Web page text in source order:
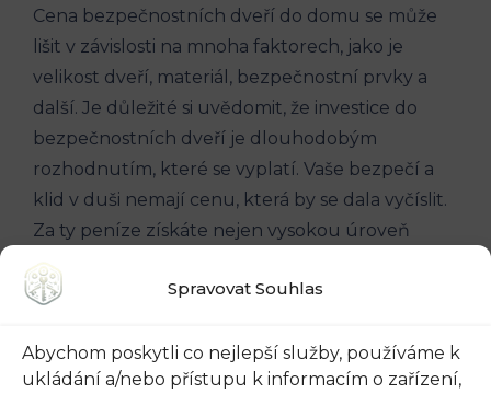
Spravovat Souhlas
Abychom poskytli co nejlepší služby, používáme k
ukládání a/nebo přístupu k informacím o zařízení,
Cena bezpečnostních dveří do domu se může
lišit v závislosti na mnoha faktorech, jako je
velikost dveří, materiál, bezpečnostní prvky a
další. Je důležité si uvědomit, že investice do
bezpečnostních dveří je dlouhodobým
rozhodnutím, které se vyplatí. Vaše bezpečí a
klid v duši nemají cenu, která by se dala vyčíslit.
Za ty peníze získáte nejen vysokou úroveň
ochrany, ale také pocit bezpečí pro vás a vaši
rodinu.
Pokud se rozhodnete investovat do
bezpečnostních dveří do domu, nezapomeňte